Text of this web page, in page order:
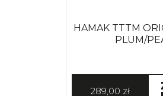
HAMAK TTTM
PLUM/
289,00 zł